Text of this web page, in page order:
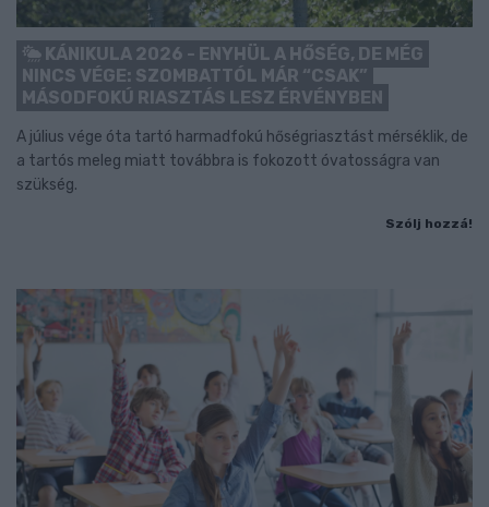
KÁNIKULA 2026 - ENYHÜL A HŐSÉG, DE MÉG
NINCS VÉGE: SZOMBATTÓL MÁR “CSAK”
MÁSODFOKÚ RIASZTÁS LESZ ÉRVÉNYBEN
A július vége óta tartó harmadfokú hőségriasztást mérséklik, de
a tartós meleg miatt továbbra is fokozott óvatosságra van
szükség.
Szólj hozzá!